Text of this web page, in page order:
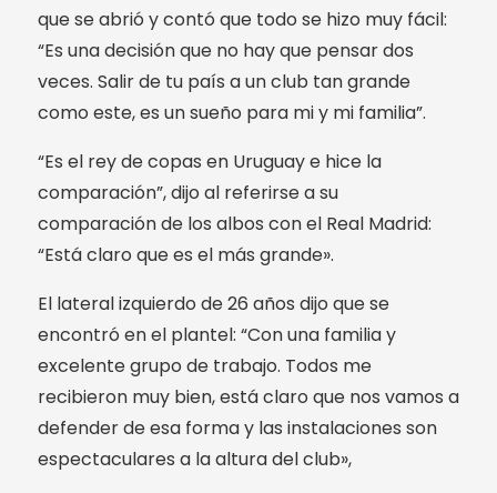
que se abrió y contó que todo se hizo muy fácil:
“Es una decisión que no hay que pensar dos
veces. Salir de tu país a un club tan grande
como este, es un sueño para mi y mi familia”.
“Es el rey de copas en Uruguay e hice la
comparación”, dijo al referirse a su
comparación de los albos con el Real Madrid:
“Está claro que es el más grande».
El lateral izquierdo de 26 años dijo que se
encontró en el plantel: “Con una familia y
excelente grupo de trabajo. Todos me
recibieron muy bien, está claro que nos vamos a
defender de esa forma y las instalaciones son
espectaculares a la altura del club»,